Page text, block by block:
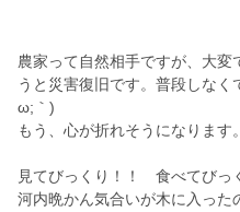
農家って自然相手ですが、大
うと災害復旧です。普段しなく
ω;｀)
もう、心が折れそうになります
見てびっくり！！ 食べてびっ
河内晩かん気合いが木に入った